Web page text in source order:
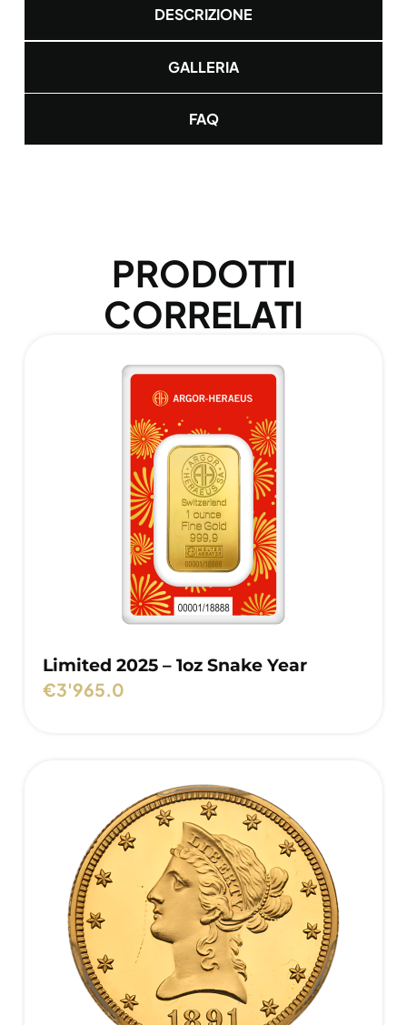
DESCRIZIONE
GALLERIA
FAQ
PRODOTTI
CORRELATI
Limited 2025 – 1oz Snake Year
€3'965.0